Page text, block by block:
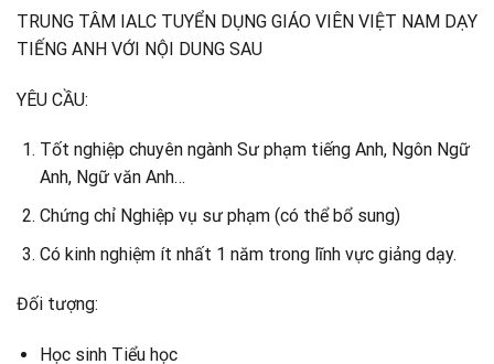
TRUNG TÂM IALC TUYỂN DỤNG GIÁO VIÊN VIỆT NAM DẠY
TIẾNG ANH VỚI NỘI DUNG SAU
YÊU CẦU:
Tốt nghiệp chuyên ngành Sư phạm tiếng Anh, Ngôn Ngữ
Anh, Ngữ văn Anh…
Chứng chỉ Nghiệp vụ sư phạm (có thể bổ sung)
Có kinh nghiệm ít nhất 1 năm trong lĩnh vực giảng dạy.
Đối tượng:
Học sinh Tiểu học